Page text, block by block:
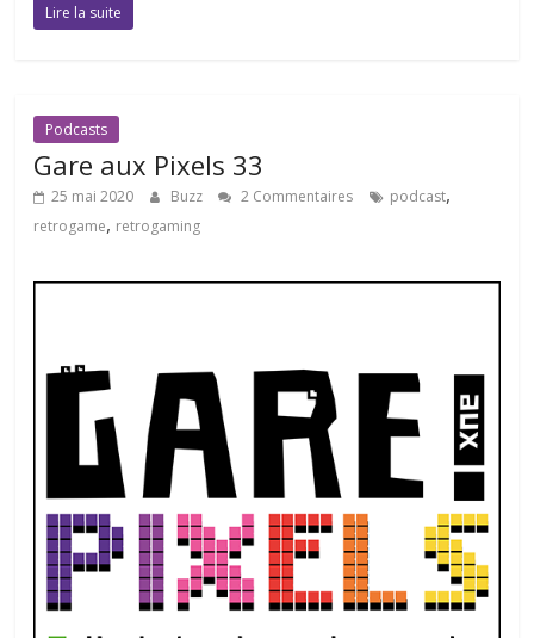
Lire la suite
Podcasts
Gare aux Pixels 33
25 mai 2020 Buzz 2 Commentaires podcast,
retrogame, retrogaming